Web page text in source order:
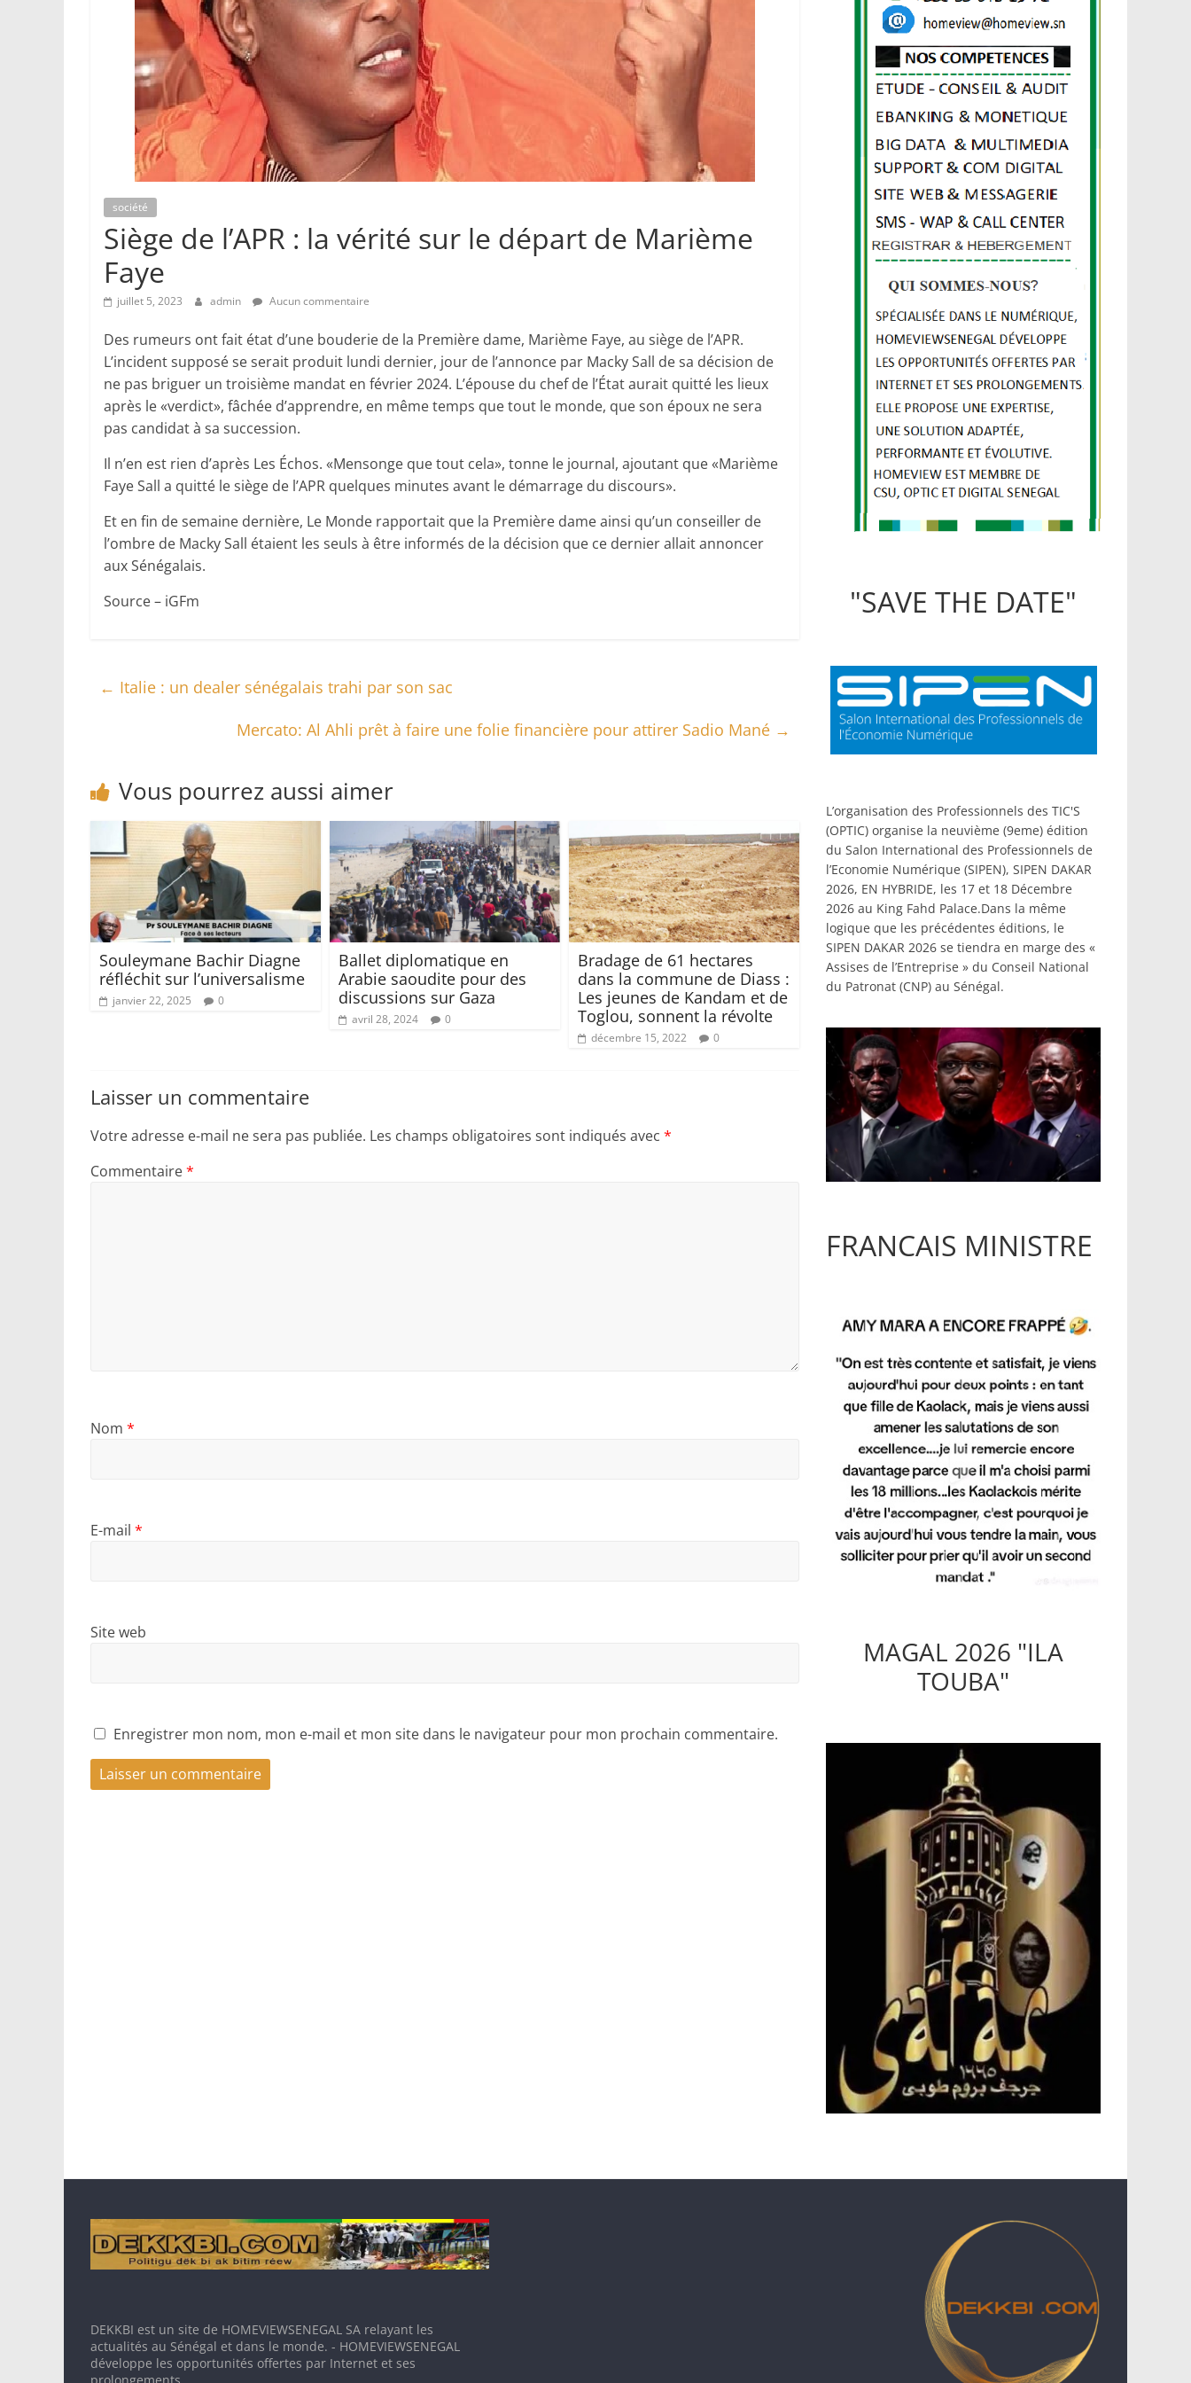
société
Siège de l’APR : la vérité sur le départ de Marième
Faye
juillet 5, 2023 admin Aucun commentaire
Des rumeurs ont fait état d’une bouderie de la Première dame, Marième Faye, au siège de l’APR.
L’incident supposé se serait produit lundi dernier, jour de l’annonce par Macky Sall de sa décision de
ne pas briguer un troisième mandat en février 2024. L’épouse du chef de l’État aurait quitté les lieux
après le «verdict», fâchée d’apprendre, en même temps que tout le monde, que son époux ne sera
pas candidat à sa succession.
Il n’en est rien d’après Les Échos. «Mensonge que tout cela», tonne le journal, ajoutant que «Marième
Faye Sall a quitté le siège de l’APR quelques minutes avant le démarrage du discours».
Et en fin de semaine dernière, Le Monde rapportait que la Première dame ainsi qu’un conseiller de
l’ombre de Macky Sall étaient les seuls à être informés de la décision que ce dernier allait annoncer
aux Sénégalais.
Source – iGFm
← Italie : un dealer sénégalais trahi par son sac
Mercato: Al Ahli prêt à faire une folie financière pour attirer Sadio Mané →
Vous pourrez aussi aimer
Souleymane Bachir Diagne
réfléchit sur l’universalisme
janvier 22, 2025 0
Ballet diplomatique en
Arabie saoudite pour des
discussions sur Gaza
avril 28, 2024 0
Bradage de 61 hectares
dans la commune de Diass :
Les jeunes de Kandam et de
Toglou, sonnent la révolte
décembre 15, 2022 0
Laisser un commentaire
Votre adresse e-mail ne sera pas publiée. Les champs obligatoires sont indiqués avec *
Commentaire*
Nom *
E-mail *
Site web
Enregistrer mon nom, mon e-mail et mon site dans le navigateur pour mon prochain commentaire.
"SAVE THE DATE"
L’organisation des Professionnels des TIC'S
(OPTIC) organise la neuvième (9eme) édition
du Salon International des Professionnels de
l’Economie Numérique (SIPEN), SIPEN DAKAR
2026, EN HYBRIDE, les 17 et 18 Décembre
2026 au King Fahd Palace.Dans la même
logique que les précédentes éditions, le
SIPEN DAKAR 2026 se tiendra en marge des «
Assises de l’Entreprise » du Conseil National
du Patronat (CNP) au Sénégal.
FRANCAIS MINISTRE
MAGAL 2026 "ILA
TOUBA"
DEKKBI est un site de HOMEVIEWSENEGAL SA relayant les
actualités au Sénégal et dans le monde. - HOMEVIEWSENEGAL
développe les opportunités offertes par Internet et ses